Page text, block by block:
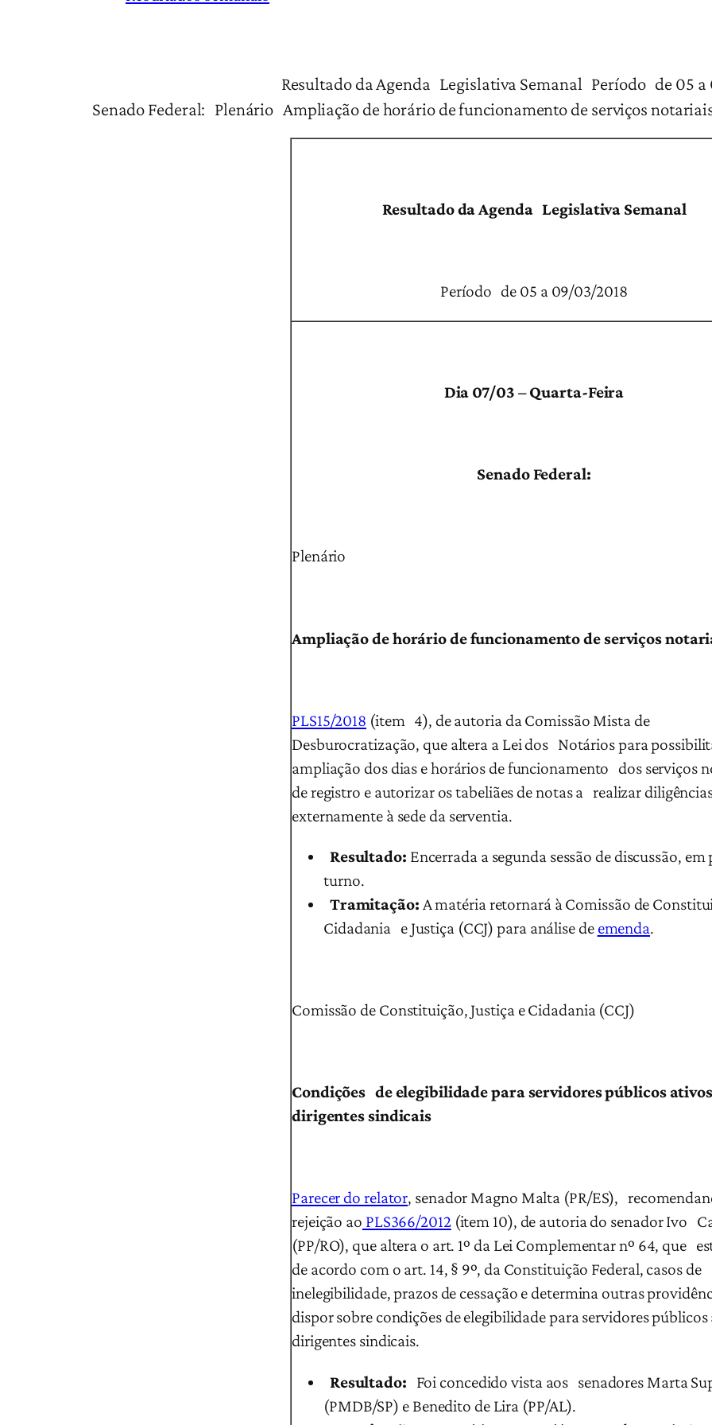
Resultado da Agenda Legislativa Semanal Período de 05 a 09/03/
Senado Federal: Plenário Ampliação de horário de funcionamento de serviços
Resultado da Agenda Legislativa Semanal
Período de 05 a 09/03/2018
Dia 07/03 – Quarta-Feira
Senado Federal:
Plenário
Ampliação de horário de funcionamento de serviços
PLS15/2018 (item 4), de autoria da Comissão Mista de
Desburocratização, que altera a Lei dos Notários para
ampliação dos dias e horários de funcionamento dos serviços
de registro e autorizar os tabeliães de notas a realizar
externamente à sede da serventia.
Resultado: Encerrada a segunda sessão de discussão,
turno.
Tramitação: A matéria retornará à Comissão de
Cidadania e Justiça (CCJ) para análise de emenda.
Comissão de Constituição, Justiça e Cidadania (CCJ)
Condições de elegibilidade para servidores públicos
dirigentes sindicais
Parecer do relator, senador Magno Malta (PR/ES),
rejeição ao PLS366/2012(item 10), de autoria do senador Ivo
(PP/RO), que altera o art. 1º da Lei Complementar nº 64, que
de acordo com o art. 14, § 9º, da Constituição Federal, casos de
inelegibilidade, prazos de cessação e determina outras
dispor sobre condições de elegibilidade para servidores
dirigentes sindicais.
Resultado: Foi concedido vista aos senadores Marta
(PMDB/SP) e Benedito de Lira (PP/AL).